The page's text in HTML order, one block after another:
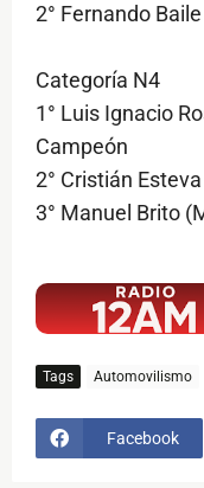
2° Fernando
Categoría N4
1° Luis Ignacio
Campeón
2° Cristián
3° Manuel Brito
Tags Automovilismo
Facebook